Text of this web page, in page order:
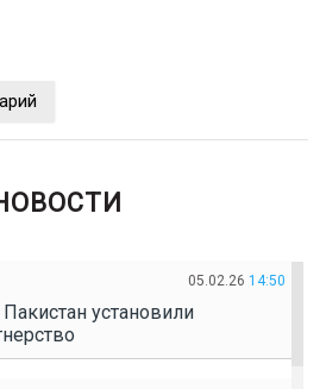
05.02.26 14:50
установили